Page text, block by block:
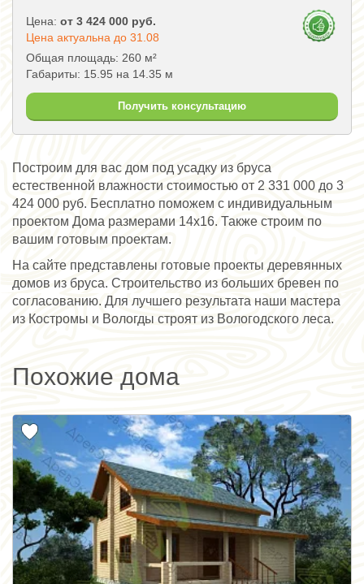
Цена: от 3 424 000 руб.
Цена актуальна до 31.08
Общая площадь: 260 м²
Габариты: 15.95 на 14.35 м
Получить консультацию
Построим для вас дом под усадку из бруса
естественной влажности стоимостью от 2 331 000 до 3
424 000 руб. Бесплатно поможем с индивидуальным
проектом Дома размерами 14х16. Также строим по
вашим готовым проектам.
На сайте представлены готовые проекты деревянных
домов из бруса. Строительство из больших бревен по
согласованию. Для лучшего результата наши мастера
из Костромы и Вологды строят из Вологодского леса.
Похожие дома